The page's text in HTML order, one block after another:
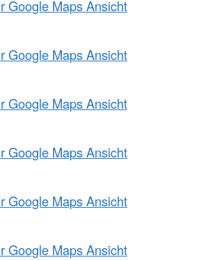
Google Maps Ansicht
Google Maps Ansicht
Google Maps Ansicht
Google Maps Ansicht
Google Maps Ansicht
Google Maps Ansicht